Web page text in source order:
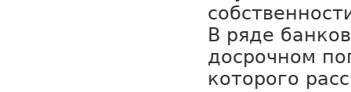
В ряде
досрочном
которого